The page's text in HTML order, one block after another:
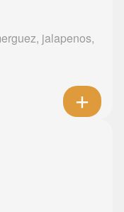
jalapenos,